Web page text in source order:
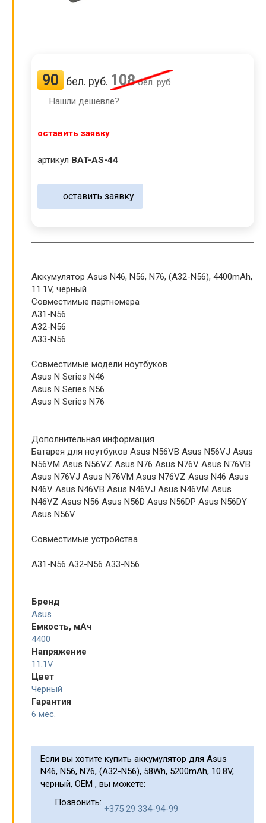
90 бел. руб. 108бел. руб.
Нашли дешевле?
оставить заявку
артикул BAT-AS-44
оставить заявку
Аккумулятор Asus N46, N56, N76, (A32-N56), 4400mAh,
11.1V, черный
Совместимые партномера
A31-N56
A32-N56
A33-N56
Совместимые модели ноутбуков
Asus N Series N46
Asus N Series N56
Asus N Series N76
Дополнительная информация
Батарея для ноутбуков Asus N56VB Asus N56VJ Asus
N56VM Asus N56VZ Asus N76 Asus N76V Asus N76VB
Asus N76VJ Asus N76VM Asus N76VZ Asus N46 Asus
N46V Asus N46VB Asus N46VJ Asus N46VM Asus
N46VZ Asus N56 Asus N56D Asus N56DP Asus N56DY
Asus N56V
Совместимые устройства
A31-N56 A32-N56 A33-N56
Бренд
Asus
Емкость, мАч
4400
Напряжение
11.1V
Цвет
Черный
Гарантия
6 мес.
Если вы хотите купить аккумулятор для Asus
N46, N56, N76, (A32-N56), 58Wh, 5200mAh, 10.8V,
черный, OEM , вы можете:
Позвонить:
+375 29 334-94-99